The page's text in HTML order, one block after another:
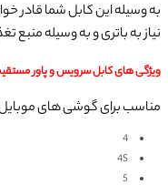
به وسیله این کابل شما قادر
نیاز به باتری و به وسیله منبع
ویژگی های کابل سرویس و پاور مستقیم
مناسب برای گوشی های
4
4S
5